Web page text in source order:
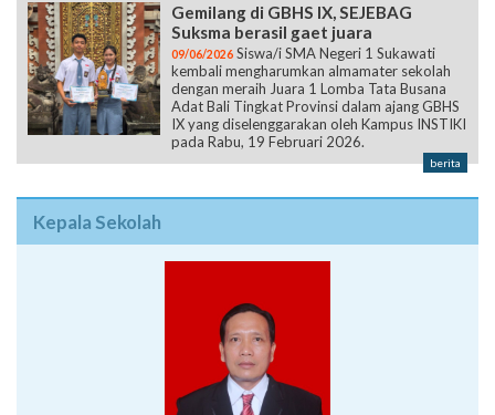
Gemilang di GBHS IX, SEJEBAG
Suksma berasil gaet juara
09/06/2026 Siswa/i SMA Negeri 1 Sukawati
kembali mengharumkan almamater sekolah
dengan meraih Juara 1 Lomba Tata Busana
Adat Bali Tingkat Provinsi dalam ajang GBHS
IX yang diselenggarakan oleh Kampus INSTIKI
pada Rabu, 19 Februari 2026.
berita
Kepala Sekolah